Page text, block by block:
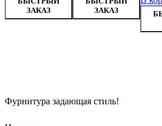
ЗАКАЗ
ЗАКАЗ
Фурнитура задающая стиль!